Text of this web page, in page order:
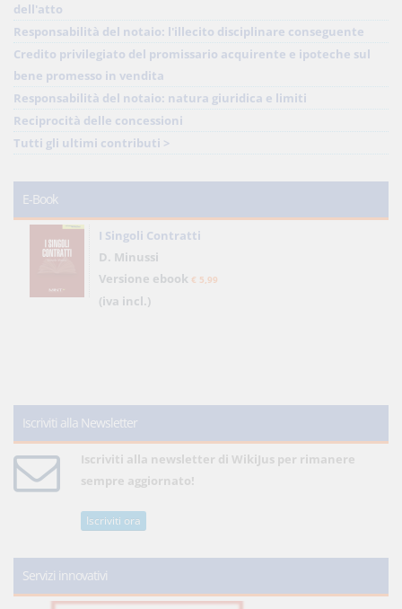
dell'atto
Responsabilità del notaio: l'illecito disciplinare conseguente
Credito privilegiato del promissario acquirente e ipoteche sul
bene promesso in vendita
Responsabilità del notaio: natura giuridica e limiti
Reciprocità delle concessioni
Tutti gli ultimi contributi >
E-Book
I Singoli Contratti
D. Minussi
Versione ebook € 5,99
(iva incl.)
Iscriviti alla Newsletter
Iscriviti alla newsletter di WikiJus per rimanere
sempre aggiornato!
Iscriviti ora
Servizi innovativi